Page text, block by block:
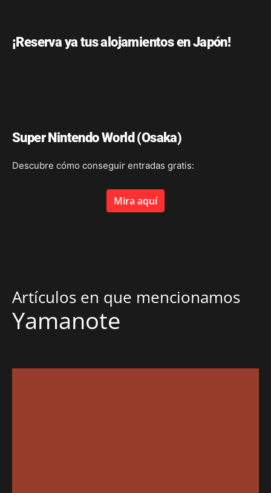
¡Reserva ya tus alojamientos en Japón!
Super Nintendo World (Osaka)
Descubre cómo conseguir entradas gratis:
Mira aquí
Artículos en que mencionamos
Yamanote